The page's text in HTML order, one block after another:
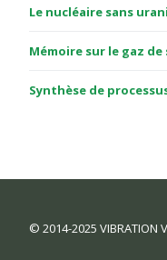
Le nucléaire sans
Mémoire sur le gaz
Synthèse de
© 2014-2025 VIBRATION